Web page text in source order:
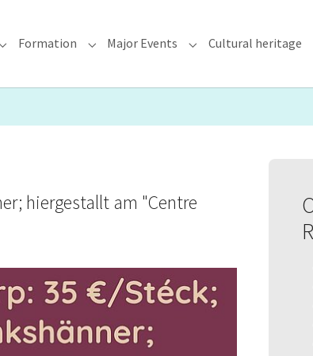
& Pastoral care"
Submenu for "Solidarity"
Formation Submenu for "Formation"
Major Events Submenu for "Major
Cultural heritage
hiergestallt am "Centre